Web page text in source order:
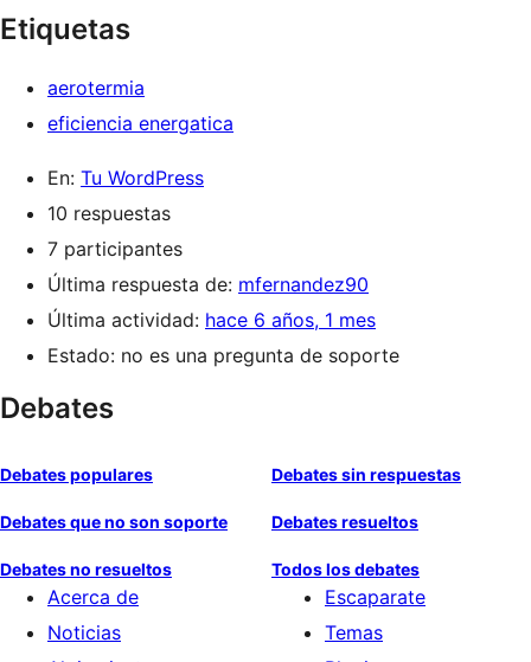
Etiquetas
aerotermia
eficiencia energatica
En: Tu WordPress
10 respuestas
7 participantes
Última respuesta de: mfernandez90
Última actividad: hace 6 años, 1 mes
Estado: no es una pregunta de soporte
Debates
Debates populares Debates sin respuestas
Debates que no son soporte Debates resueltos
Debates no resueltos Todos los debates
Acerca de
Noticias
Escaparate
Temas